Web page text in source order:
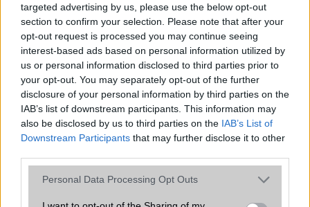
targeted advertising by us, please use the below opt-out
section to confirm your selection. Please note that after your
opt-out request is processed you may continue seeing
interest-based ads based on personal information utilized by
us or personal information disclosed to third parties prior to
your opt-out. You may separately opt-out of the further
disclosure of your personal information by third parties on the
IAB’s list of downstream participants. This information may
also be disclosed by us to third parties on the IAB’s List of
Downstream Participants that may further disclose it to other
Please note that this website/app uses one or more Google
Personal Data Processing Opt Outs
Egy friss hír szerint az Oppo napokon belül alapjaiban alakíthatja át a
OnePlus működését, amely ennek okán Európából és az Egyesült
Államokból is eltűnhet.
A OnePlus európai jövője kérdéses, egyre
több felhasználó panaszkodik garanciális
problémákra
2026.07.07
Szaporodnak a panaszok, miközben egyre több jel utal arra, hogy a
gyártó fokozatosan háttérbe szorulhat Európában.
Fordulat Európában: a OnePlus már az
OPPO készülékeit ajánlja saját weboldalán